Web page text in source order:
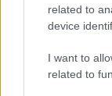
related to
device
I want to
related to
Έγραψαν
ματς. Ήταν
ανέφερε.